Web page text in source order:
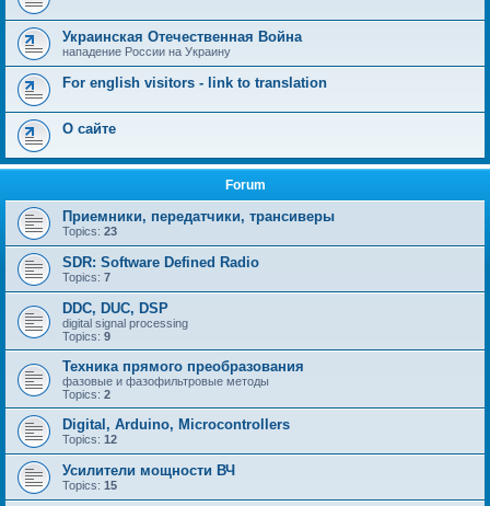
Украинская Отечественная Война
нападение России на Украину
For english visitors - link to translation
О сайте
Forum
Приемники, передатчики, трансиверы
Topics: 23
SDR: Software Defined Radio
Topics: 7
DDC, DUC, DSP
digital signal processing
Topics: 9
Техника прямого преобразования
фазовые и фазофильтровые методы
Topics: 2
Digital, Arduino, Microcontrollers
Topics: 12
Усилители мощности ВЧ
Topics: 15